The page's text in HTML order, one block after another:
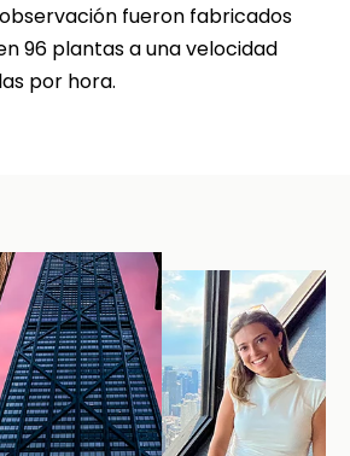
fueron fabricados
96 plantas a una velocidad
por hora.